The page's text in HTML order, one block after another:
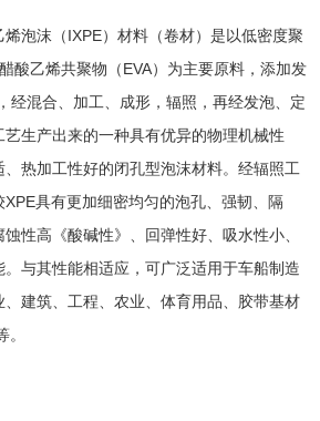
泡沫（IXPE）材料（卷材）是以低密度聚
酸乙烯共聚物（EVA）为主要原料，添加发
经混合、加工、成形，辐照，再经发泡、定
生产出来的一种具有优异的物理机械性
热加工性好的闭孔型泡沫材料。经辐照工
具有更加细密均匀的泡孔、强韧、隔
性高《酸碱性》、回弹性好、吸水性小、
与其性能相适应，可广泛适用于车船制造
建筑、工程、农业、体育用品、胶带基材
。